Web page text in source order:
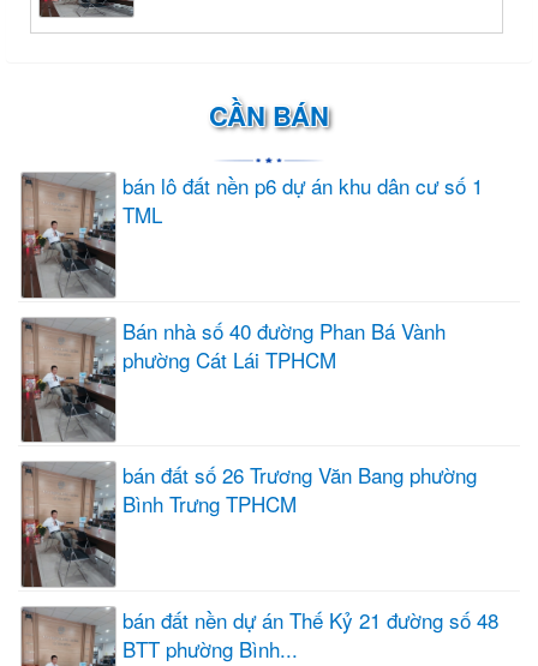
CẦN BÁN
bán lô đất nền p6 dự án khu dân cư số 1
TML
Bán nhà số 40 đường Phan Bá Vành
phường Cát Lái TPHCM
bán đất số 26 Trương Văn Bang phường
Bình Trưng TPHCM
bán đất nền dự án Thế Kỷ 21 đường số 48
BTT phường Bình...